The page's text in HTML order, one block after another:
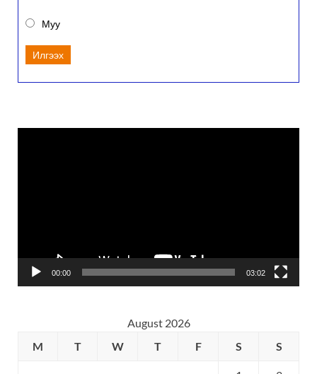
Муу
Илгээх
00:00 03:02
August 2026
M
T W T F S S